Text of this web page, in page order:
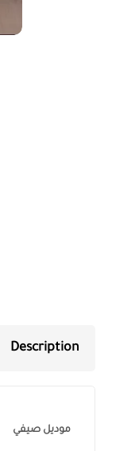
Description
موديل صيفي